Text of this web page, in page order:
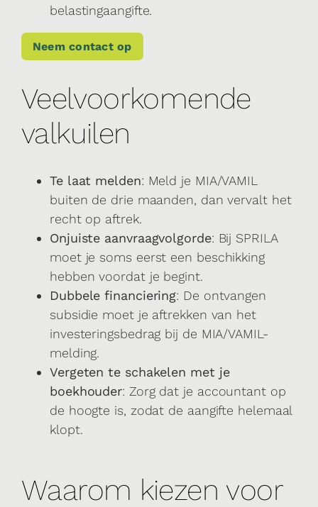
belastingaangifte.
Neem contact op
Veelvoorkomende
valkuilen
Te laat melden: Meld je MIA/VAMIL
buiten de drie maanden, dan vervalt het
recht op aftrek.
Onjuiste aanvraagvolgorde: Bij SPRILA
moet je soms eerst een beschikking
hebben voordat je begint.
Dubbele financiering: De ontvangen
subsidie moet je aftrekken van het
investeringsbedrag bij de MIA/VAMIL-
melding.
Vergeten te schakelen met je
boekhouder: Zorg dat je accountant op
de hoogte is, zodat de aangifte helemaal
klopt.
Waarom kiezen voor